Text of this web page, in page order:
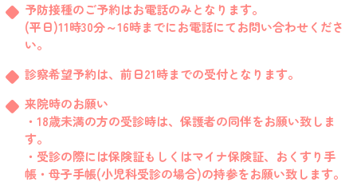
予防接種のご予約はお電話のみとなります。
(平日)11時30分～16時までにお電話にてお問い合わせくださ
い。
診察希望予約は、前日21時までの受付となります。
来院時のお願い
・18歳未満の方の受診時は、保護者の同伴をお願い致しま
す。
・受診の際には保険証もしくはマイナ保険証、おくすり手
帳・母子手帳(小児科受診の場合)の持参をお願い致します。